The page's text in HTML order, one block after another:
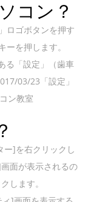
コン？
ロゴボタンを押す
を押します。
る「設定」（歯車
03/23「設定」
ン教室
]を右クリックし
面が表示されるの
します。